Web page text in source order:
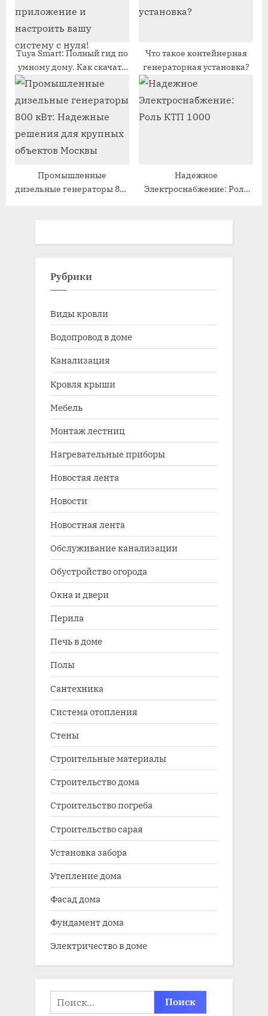
Tuya Smart: Полный гид по
умному дому. Как скачать
приложение и настроить
Что такое контейнерная
генераторная установка?
Промышленные
дизельные генераторы 800
Надежное
Электроснабжение: Роль
Рубрики
Виды кровли
Водопровод в доме
Канализация
Кровля крыши
Мебель
Монтаж лестниц
Нагревательные приборы
Новостая лента
Новости
Новостная лента
Обслуживание канализации
Обустройство огорода
Окна и двери
Перила
Печь в доме
Полы
Сантехника
Система отопления
Стены
Строительные материалы
Строительство дома
Строительство погреба
Строительство сарая
Установка забора
Утепление дома
Фасад дома
Фундамент дома
Электричество в доме
Найти: